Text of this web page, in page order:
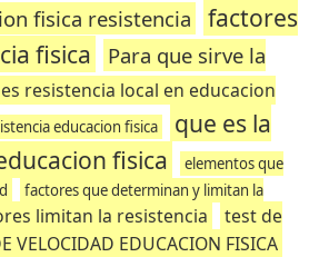
fisica resistencia
factores
fisica
Para que sirve la
resistencia local en educacion
educacion fisica
que es la
fisica
elementos que
factores que determinan y limitan la
limitan la resistencia
test de
VELOCIDAD EDUCACION FISICA